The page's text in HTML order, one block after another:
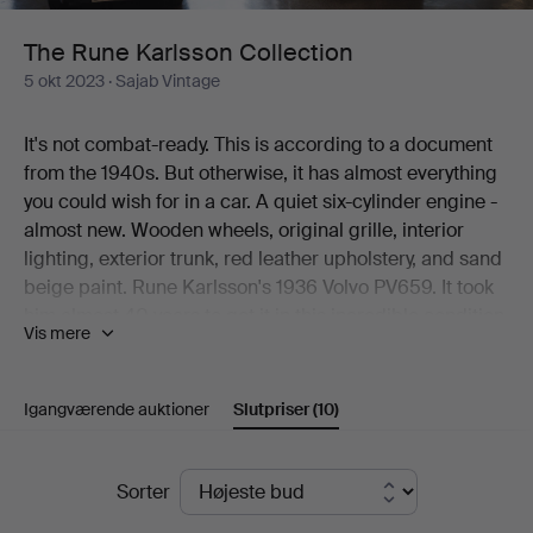
The Rune Karlsson Collection
5 okt 2023 · Sajab Vintage
It's not combat-ready. This is according to a document
from the 1940s. But otherwise, it has almost everything
you could wish for in a car. A quiet six-cylinder engine -
almost new. Wooden wheels, original grille, interior
lighting, exterior trunk, red leather upholstery, and sand
beige paint. Rune Karlsson's 1936 Volvo PV659. It took
And it is, of course, the obvious highlight in the
there are more treasures. A dark brown 1951
Volkswagen Type-1 is one. A three-year-younger SAAB
you say about the 250-horsepower 1960s truck F88-
49T? You get a lot of Volvo for your money!
Vis mere
Igangværende auktioner Slutpriser(10)
SlutpriserSorter